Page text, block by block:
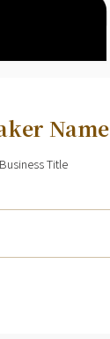
Name
Business Title